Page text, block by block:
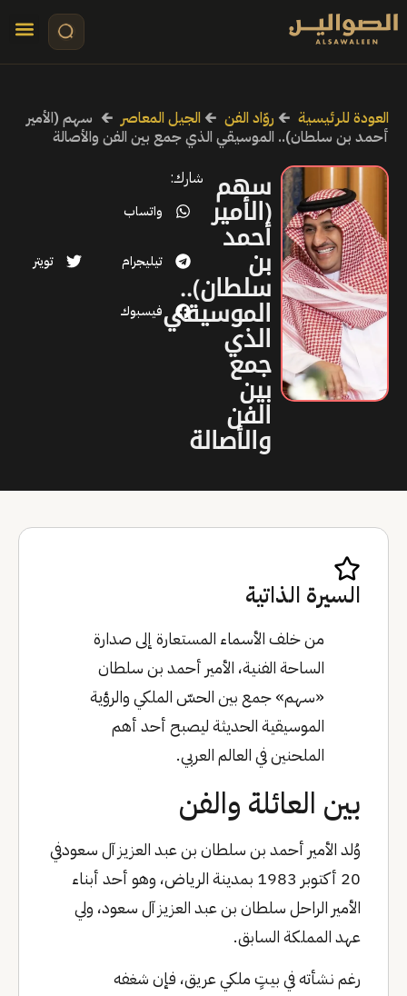
العودة للرئيسية 🡰 روّاد الفن 🡰 الجيل المعاصر 🡰 سهم (الأمير
أحمد بن سلطان).. الموسيقي الذي جمع بين الفن والأصالة
سهم
(الأمير
أحمد
بن
سلطان)..
الموسيقي
الذي
جمع
بين
الفن
والأصالة
شارك:
واتساب
تيليجرام تويتر
فيسبوك
السيرة الذاتية
من خلف الأسماء المستعارة إلى صدارة
الساحة الفنية، الأمير أحمد بن سلطان
«سهم» جمع بين الحسّ الملكي والرؤية
الموسيقية الحديثة ليصبح أحد أهم
الملحنين في العالم العربي.
بين العائلة والفن
وُلد الأمير أحمد بن سلطان بن عبد العزيز آل سعودفي
20 أكتوبر 1983 بمدينة الرياض، وهو أحد أبناء
الأمير الراحل سلطان بن عبد العزيز آل سعود، ولي
عهد المملكة السابق.
رغم نشأته في بيتٍ ملكي عريق، فإن شغفه